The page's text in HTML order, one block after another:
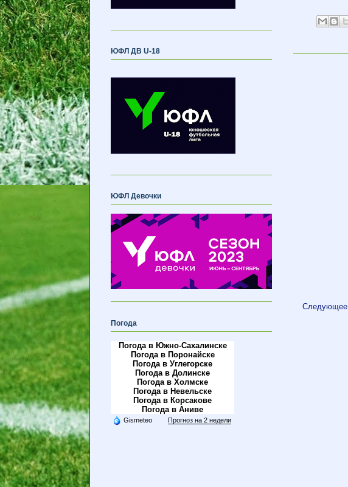
Следующее
ЮФЛ ДВ U-18
ЮФЛ Девочки
Погода
Погода в Южно-Сахалинске
Погода в Поронайске
Погода в Углегорске
Погода в Долинске
Погода в Холмске
Погода в Невельске
Погода в Корсакове
Погода в Аниве
Gismeteo Прогноз на 2 недели